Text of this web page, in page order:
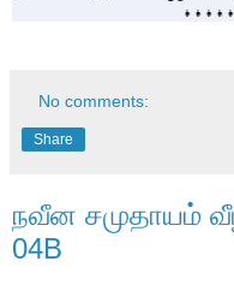
No comments:
Share
நவீன சமுதாயம்
04B